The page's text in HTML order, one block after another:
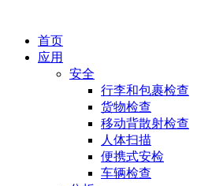
首页
应用
安全
行李和包裹检查
货物检查
移动背散射检查
人体扫描
便携式安检
车辆检查